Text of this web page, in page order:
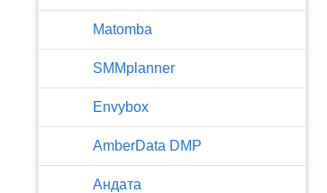
Matomba
SMMplanner
Envybox
AmberData DMP
Андата